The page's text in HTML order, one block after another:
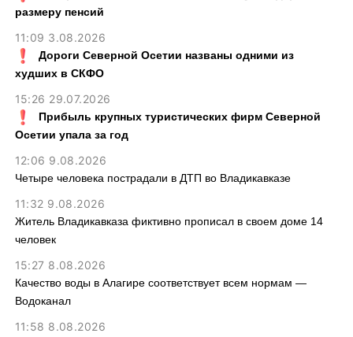
размеру пенсий
11:09 3.08.2026
Дороги Северной Осетии названы одними из
худших в СКФО
15:26 29.07.2026
Прибыль крупных туристических фирм Северной
Осетии упала за год
12:06 9.08.2026
Четыре человека пострадали в ДТП во Владикавказе
11:32 9.08.2026
Житель Владикавказа фиктивно прописал в своем доме 14
человек
15:27 8.08.2026
Качество воды в Алагире соответствует всем нормам —
Водоканал
11:58 8.08.2026